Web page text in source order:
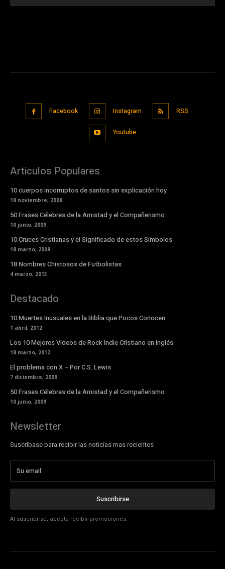
Facebook Instagram RSS
Youtube
Articulos Populares
10 cuerpos incorruptos de santos sin explicación hoy
18 noviembre, 2008
50 Frases Célebres de la Amistad y el Compañerismo
10 junio, 2009
10 Cruces Cristianas y el Significado de estos Símbolos
18 marzo, 2009
18 Nombres Chistosos de Futbolistas
4 marzo, 2013
Destacado
10 Muertes Inusuales en la Biblia que Pocos Conocen
1 abril, 2012
Los 10 Mejores Videos de Rock Indie Cristiano en Inglés
18 marzo, 2012
El problema con X – Por C.S. Lewis
7 diciembre, 2009
50 Frases Célebres de la Amistad y el Compañerismo
10 junio, 2009
Newsletter
Suscríbase para recibir las noticias mas recientes
Suscribirse
Al suscribirse, acepta recibir promociones.